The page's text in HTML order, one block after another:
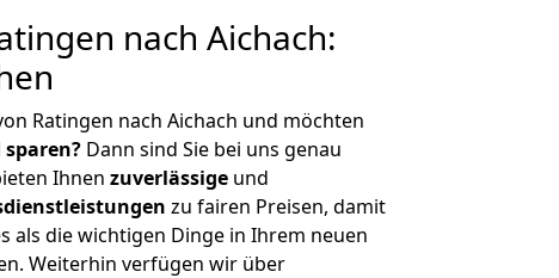
nach Aichach:
Ratingen nach Aichach und möchten
sparen? Dann sind Sie bei uns genau
Ihnen zuverlässige und
zu fairen Preisen, damit
als die wichtigen Dinge in Ihrem neuen
Weiterhin verfügen wir über